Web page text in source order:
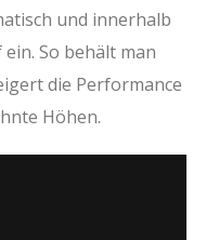
und innerhalb
So behält man
die Performance
Höhen.